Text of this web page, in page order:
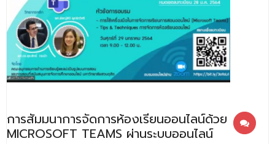
การสัมมนาการจัดการห้องเรียนออนไลน์ด้วย
MICROSOFT TEAMS ผ่านระบบออนไลน์